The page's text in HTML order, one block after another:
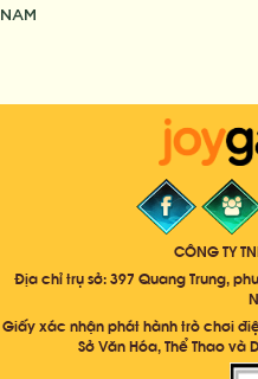
NAM
CÔNG TY
Địa chỉ trụ sở: 397 Quang Trung,
Giấy xác nhận phát hành trò chơi
Sở Văn Hóa, Thể Thao